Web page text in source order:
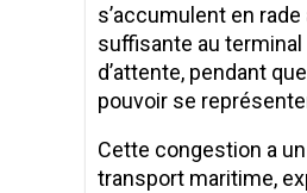
s’accumulent en
suffisante au
d’attente, pendant
pouvoir se
Cette congestion a
transport maritime,